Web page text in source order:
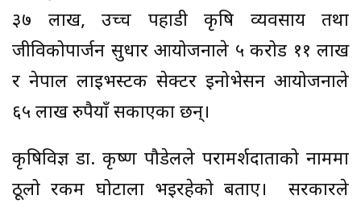
३७ लाख, उच्च पहाडी कृषि व्यवसाय तथा
जीविकोपार्जन सुधार आयोजनाले ५ करोड ११ लाख
र नेपाल लाइभस्टक सेक्टर इनोभेसन आयोजनाले
६५ लाख रुपैयाँ सकाएका छन्।
कृषिविज्ञ डा. कृष्ण पौडेलले परामर्शदाताको नाममा
ठूलो रकम घोटाला भइरहेको बताए। सरकारले